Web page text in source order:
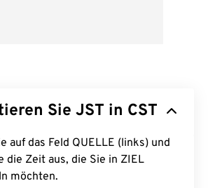
Sie JST in CST
auf das Feld QUELLE (links) und
die Zeit aus, die Sie in ZIEL
möchten.